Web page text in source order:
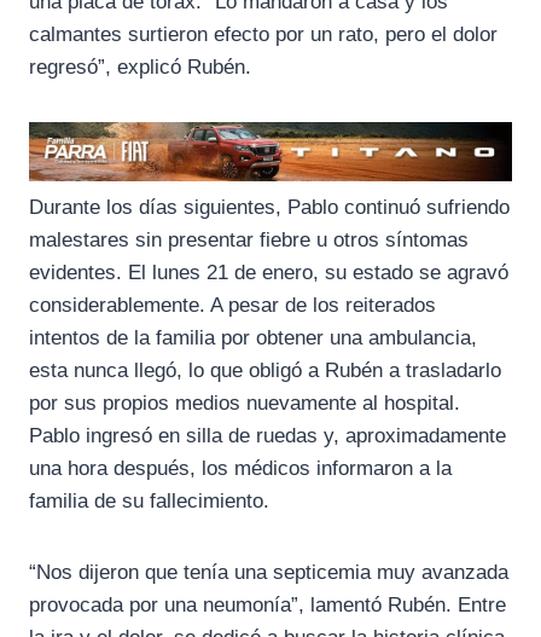
calmantes surtieron efecto por un rato, pero el dolor
regresó”, explicó Rubén.
Durante los días siguientes, Pablo continuó sufriendo
malestares sin presentar fiebre u otros síntomas
evidentes. El lunes 21 de enero, su estado se agravó
considerablemente. A pesar de los reiterados
intentos de la familia por obtener una ambulancia,
esta nunca llegó, lo que obligó a Rubén a trasladarlo
por sus propios medios nuevamente al hospital.
Pablo ingresó en silla de ruedas y, aproximadamente
una hora después, los médicos informaron a la
familia de su fallecimiento.
“Nos dijeron que tenía una septicemia muy avanzada
provocada por una neumonía”, lamentó Rubén. Entre